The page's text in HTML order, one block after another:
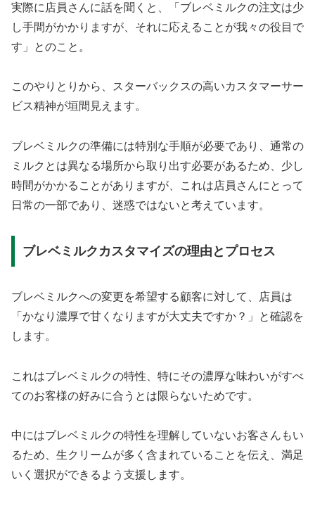
実際に店員さんに話を聞くと、「ブレベミルクの注文は少
し手間がかかりますが、それに応えることが我々の役目で
す」とのこと。
このやりとりから、スターバックスの高いカスタマーサー
ビス精神が垣間見えます。
ブレベミルクの準備には特別な手順が必要であり、通常の
ミルクとは異なる場所から取り出す必要があるため、少し
時間がかかることがありますが、これは店員さんにとって
日常の一部であり、迷惑ではないと考えています。
ブレベミルクカスタマイズの理由とプロセス
ブレベミルクへの変更を希望する顧客に対して、店員は
「かなり濃厚で甘くなりますが大丈夫ですか？」と確認を
します。
これはブレベミルクの特性、特にその濃厚な味わいがすべ
てのお客様の好みに合うとは限らないためです。
中にはブレベミルクの特性を理解していないお客さんもい
るため、生クリームが多く含まれていることを伝え、満足
いく選択ができるよう支援します。